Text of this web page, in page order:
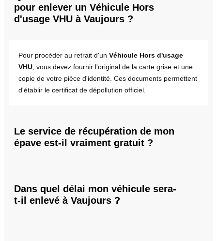
pour enlever un Véhicule Hors
d'usage VHU à Vaujours ?
Pour procéder au retrait d'un Véhicule Hors d'usage
VHU , vous devez fournir l'original de la carte grise et une
copie de votre pièce d'identité. Ces documents permettent
d'établir le certificat de dépollution officiel.
Le service de récupération de mon
épave est-il vraiment gratuit ?
Dans quel délai mon véhicule sera-
t-il enlevé à Vaujours ?